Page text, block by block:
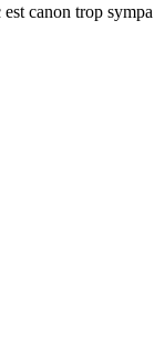
canon trop sympa